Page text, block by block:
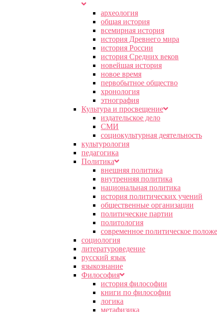
археология
общая история
всемирная история
история Древнего мира
история России
история Средних веков
новейшая история
новое время
первобытное общество
хронология
этнография
Культура и просвещение
издательское дело
СМИ
социокультурная деятельность
культурология
педагогика
Политика
внешняя политика
внутренняя политика
национальная политика
история политических учений
общественные организации
политические партии
политология
современное политическое
социология
литературоведение
русский язык
языкознание
Философия
история философии
книги по философии
логика
метафизика